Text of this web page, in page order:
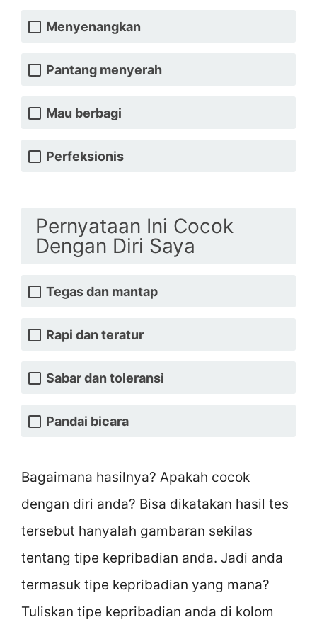
Menyenangkan
Pantang menyerah
Mau berbagi
Perfeksionis
Pernyataan Ini Cocok
Dengan Diri Saya
Tegas dan mantap
Rapi dan teratur
Sabar dan toleransi
Pandai bicara
Bagaimana hasilnya? Apakah cocok
dengan diri anda? Bisa dikatakan hasil tes
tersebut hanyalah gambaran sekilas
tentang tipe kepribadian anda. Jadi anda
termasuk tipe kepribadian yang mana?
Tuliskan tipe kepribadian anda di kolom